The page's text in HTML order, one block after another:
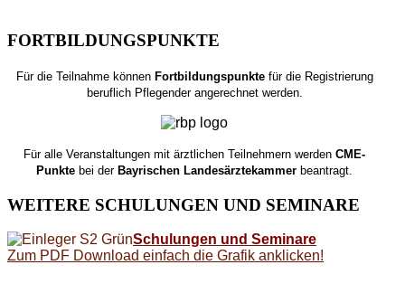
FORTBILDUNGSPUNKTE
Für die Teilnahme könnenFortbildungspunktefür die Registrierung
beruflich Pflegender angerechnet werden.
Für alle Veranstaltungen mit ärztlichen Teilnehmern werdenCME-
Punkte bei derBayrischen Landesärztekammer beantragt.
WEITERE SCHULUNGEN UND SEMINARE
Schulungen und Seminare
Zum PDF Download einfach die Grafik anklicken!